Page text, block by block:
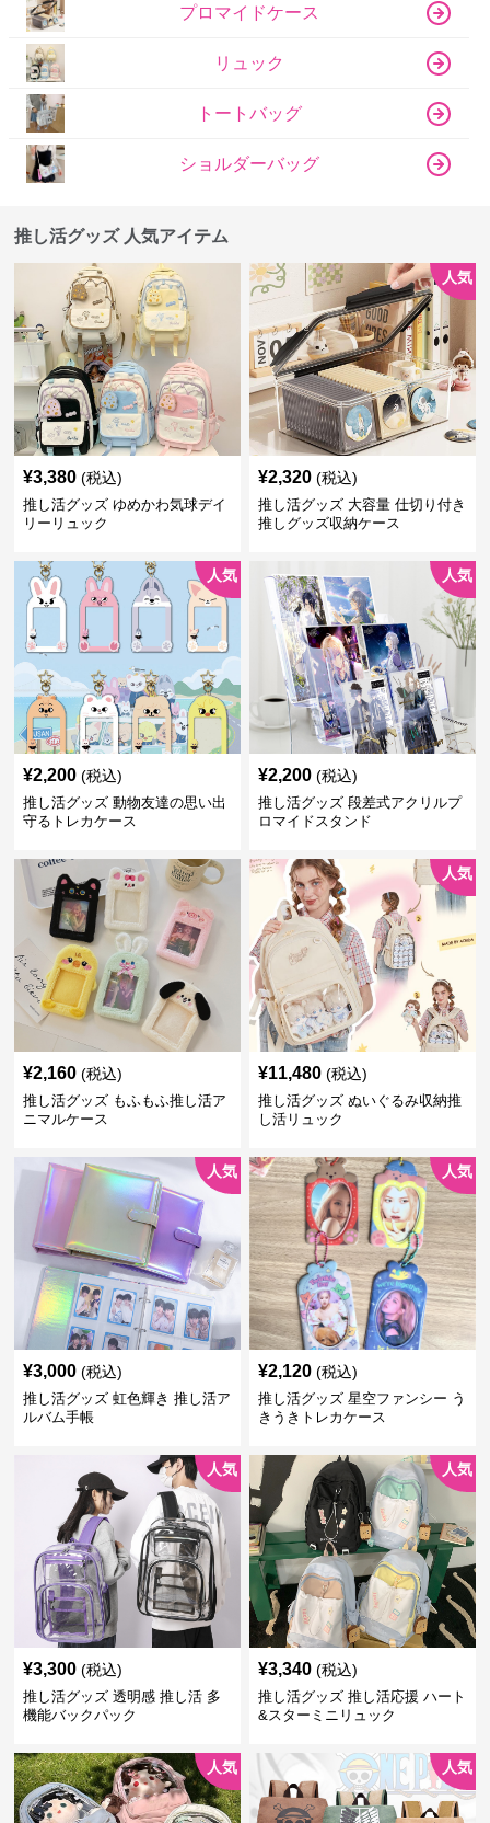
プロマイドケース
リュック
トートバッグ
ショルダーバッグ
推し活グッズ 人気アイテム
¥3,380 (税込)
推し活グッズ ゆめかわ気球デイ
リーリュック
人気
¥2,320 (税込)
推し活グッズ 大容量 仕切り付き
推しグッズ収納ケース
人気
¥2,200 (税込)
推し活グッズ 動物友達の思い出
守るトレカケース
人気
¥2,200 (税込)
推し活グッズ 段差式アクリルプ
ロマイドスタンド
¥2,160 (税込)
推し活グッズ もふもふ推し活ア
ニマルケース
人気
¥11,480 (税込)
推し活グッズ ぬいぐるみ収納推
し活リュック
人気
¥3,000 (税込)
推し活グッズ 虹色輝き 推し活ア
ルバム手帳
人気
¥2,120 (税込)
推し活グッズ 星空ファンシー う
きうきトレカケース
人気
¥3,300 (税込)
推し活グッズ 透明感 推し活 多
機能バックパック
人気
¥3,340 (税込)
推し活グッズ 推し活応援 ハート
&スターミニリュック
人気 人気